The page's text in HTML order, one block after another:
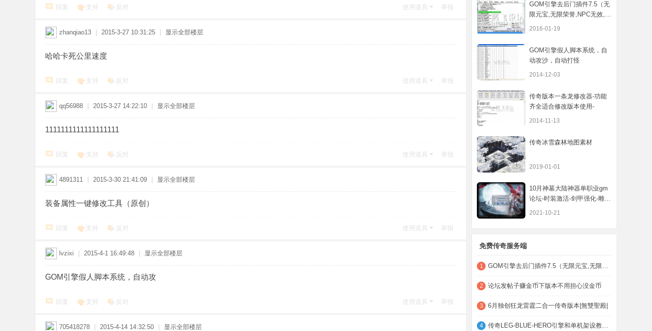
回复 支持 反对 使用道具 举报
zhanqiao13 2015-3-27 10:31:25 显示全部楼层
哈哈卡死公里速度
回复 支持 反对 使用道具 举报
qq56988 2015-3-27 14:22:10 显示全部楼层
1111111111111111111
回复 支持 反对 使用道具 举报
4891311 2015-3-30 21:41:09 显示全部楼层
装备属性一键修改工具（原创）
回复 支持 反对 使用道具 举报
lvzixi 2015-4-1 16:49:48 显示全部楼层
GOM引擎假人脚本系统，自动攻
回复 支持 反对 使用道具 举报
705418278 2015-4-14 14:32:50 显示全部楼层
GOM引擎去后门插件7.5（无
限元宝,无限荣誉,NPC无效,装
备丢失...
2016-01-19
GOM引擎假人脚本系统，自
动攻沙，自动打怪
2014-12-03
传奇版本一条龙修改器-功能
齐全适合修改版本使用-
2014-11-13
传奇冰雪森林地图素材
2019-01-01
10月神墓大陆神器单职业gm
论坛-时装激活-剑甲强化-雕文
镶嵌-魔神
2021-10-21
免费传奇服务端
1 GOM引擎去后门插件7.5（无限元宝,无限荣誉,
2 论坛发帖子赚金币下版本不用担心没金币
3 6月独创狂龙雷霆二合一传奇版本|無雙聖殿|
4 传奇LEG-BLUE-HERO引擎和单机架设教程，小